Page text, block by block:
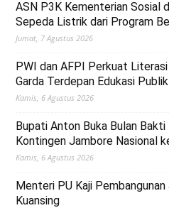
ASN P3K Kementerian Sosial
Sepeda Listrik dari Program
Jumat, 7 Agustus 2026
PWI dan AFPI Perkuat
Garda Terdepan Edukasi
Kamis, 6 Agustus 2026
Bupati Anton Buka Bulan
Kontingen Jambore Nasional
Kamis, 6 Agustus 2026
Menteri PU Kaji
Kuansing